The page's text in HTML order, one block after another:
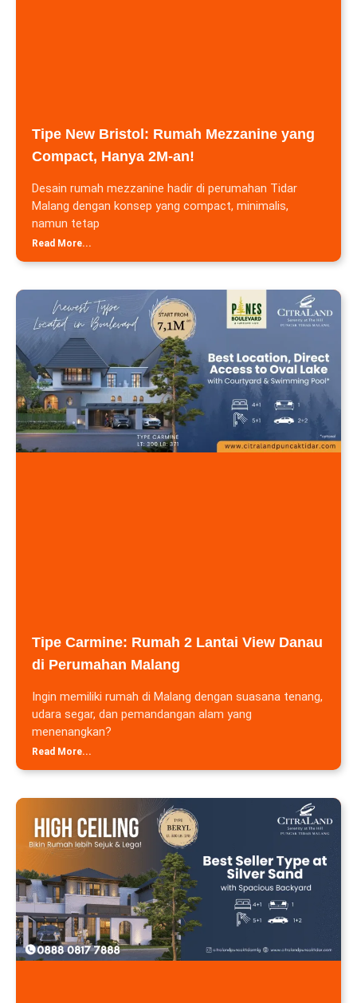
Tipe New Bristol: Rumah Mezzanine yang
Compact, Hanya 2M-an!
Desain rumah mezzanine hadir di perumahan Tidar
Malang dengan konsep yang compact, minimalis,
namun tetap
Read More...
Tipe Carmine: Rumah 2 Lantai View Danau
di Perumahan Malang
Ingin memiliki rumah di Malang dengan suasana tenang,
udara segar, dan pemandangan alam yang
menenangkan?
Read More...